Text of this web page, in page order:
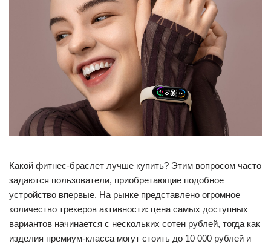
Какой фитнес-браслет лучше купить? Этим вопросом часто
задаются пользователи, приобретающие подобное
устройство впервые. На рынке представлено огромное
количество трекеров активности: цена самых доступных
вариантов начинается с нескольких сотен рублей, тогда как
изделия премиум-класса могут стоить до 10 000 рублей и